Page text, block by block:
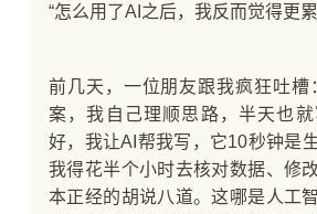
“怎么用了AI之后，我反而觉得更
前几天，一位朋友跟我疯狂吐槽
案，我自己理顺思路，半天也
好，我让AI帮我写，它10秒钟是
我得花半个小时去核对数据、修
本正经的胡说八道。这哪是人工